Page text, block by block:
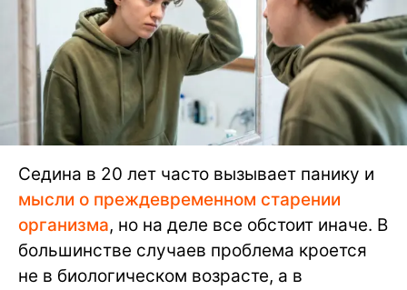
Седина в 20 лет часто вызывает панику и
мысли о преждевременном старении
организма, но на деле все обстоит иначе. В
большинстве случаев проблема кроется
не в биологическом возрасте, а в